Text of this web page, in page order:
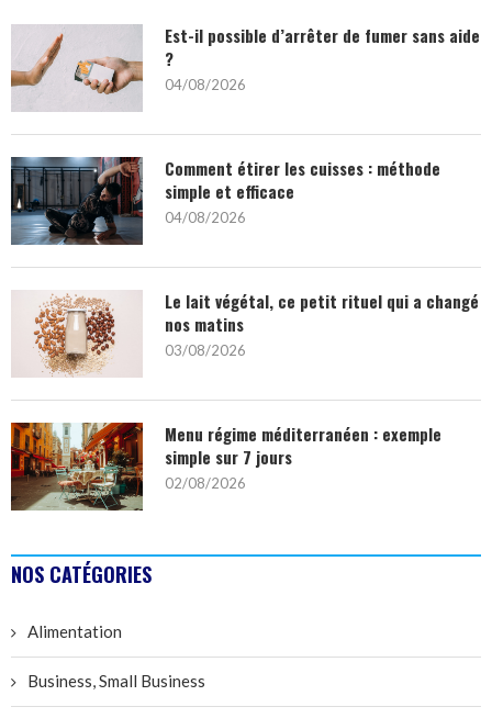
Est-il possible d’arrêter de fumer sans aide
?
04/08/2026
Comment étirer les cuisses : méthode
simple et efficace
04/08/2026
Le lait végétal, ce petit rituel qui a changé
nos matins
03/08/2026
Menu régime méditerranéen : exemple
simple sur 7 jours
02/08/2026
NOS CATÉGORIES
Alimentation
Business, Small Business